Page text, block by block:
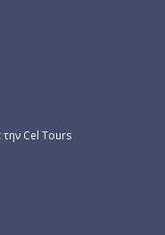
την Cel Tours